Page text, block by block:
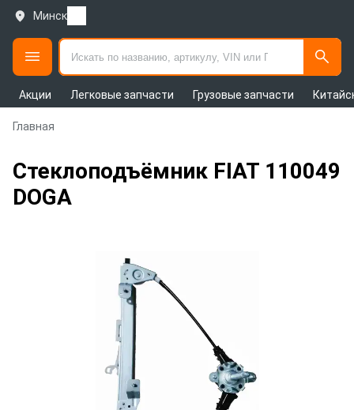
Минск
Акции Легковые запчасти Грузовые запчасти
Главная
Стеклоподъёмник FIAT 110049
DOGA